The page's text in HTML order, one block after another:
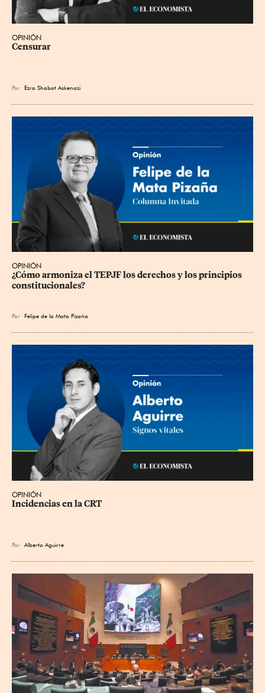
OPINIÓN
Censurar
Por Ezra Shabot Askenazi
OPINIÓN
¿Cómo armoniza el TEPJF los derechos y los principios
constitucionales?
Por Felipe de la Mata Pizaña
OPINIÓN
Incidencias en la CRT
Por Alberto Aguirre